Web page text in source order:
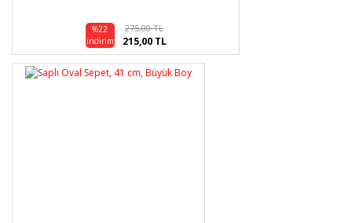
%22
indirim
275,00 TL
215,00 TL